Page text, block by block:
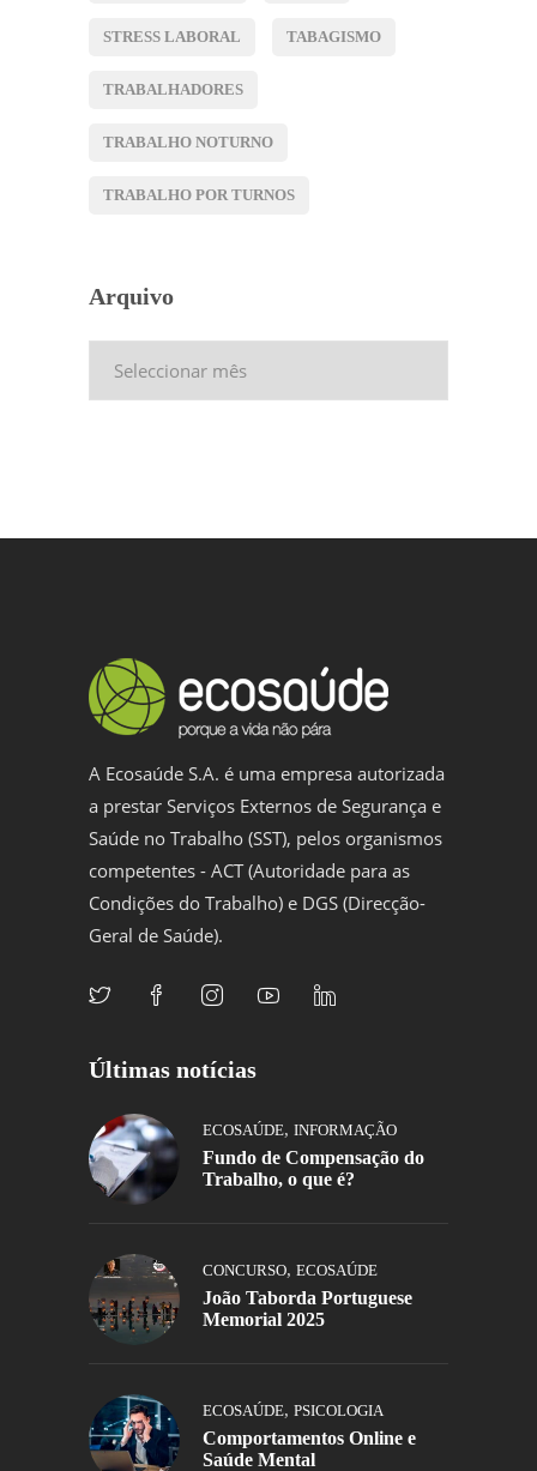
STRESS LABORAL TABAGISMO
TRABALHADORES
TRABALHO NOTURNO
TRABALHO POR TURNOS
Arquivo
A Ecosaúde S.A. é uma empresa autorizada
a prestar Serviços Externos de Segurança e
Saúde no Trabalho (SST), pelos organismos
competentes - ACT (Autoridade para as
Condições do Trabalho) e DGS (Direcção-
Geral de Saúde).
Últimas notícias
ECOSAÚDE, INFORMAÇÃO
Fundo de Compensação do
Trabalho, o que é?
CONCURSO, ECOSAÚDE
João Taborda Portuguese
Memorial 2025
ECOSAÚDE, PSICOLOGIA
Comportamentos Online e
Saúde Mental